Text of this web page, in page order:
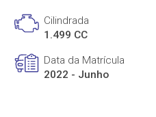
Cilindrada
1.499 CC
Data da Matrícula
2022 - Junho